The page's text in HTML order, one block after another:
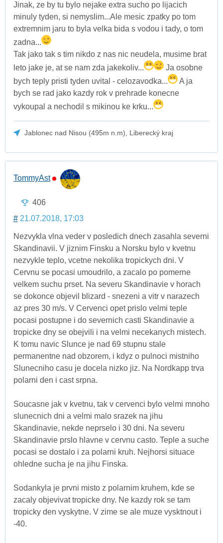
Jinak, ze by tu bylo nejake extra sucho po lijacich
minuly tyden, si nemyslim...Ale mesic zpatky po tom
extremnim jaru to byla velka bida s vodou i tady, o tom
zadna...
Tak jako tak s tim nikdo z nas nic neudela, musime brat
leto jake je, at se nam zda jakekoliv...
Ja osobne
bych teply pristi tyden uvital - celozavodka...
A ja
bych se rad jako kazdy rok v prehrade konecne
vykoupal a nechodil s mikinou ke krku...
Jablonec nad Nisou (495m n.m), Liberecký kraj
TommyAst
406
# 21.07.2018, 17:03
Nezvykla vlna veder v posledich dnech zasahla severni
Skandinavii. V jiznim Finsku a Norsku bylo v kvetnu
nezvykle teplo, vcetne nekolika tropickych dni. V
Cervnu se pocasi umoudrilo, a zacalo po pomerne
velkem suchu prset. Na severu Skandinavie v horach
se dokonce objevil blizard - snezeni a vitr v narazech
az pres 30 m/s. V Cervenci opet prislo velmi teple
pocasi postupne i do severnich casti Skandinavie a
tropicke dny se obejvili i na velmi necekanych mistech.
K tomu navic Slunce je nad 69 stupnu stale
permanentne nad obzorem, i kdyz o pulnoci mistniho
Slunecniho casu je docela nizko jiz. Na Nordkapp trva
polarni den i cast srpna.
Soucasne jak v kvetnu, tak v cervenci bylo velmi mnoho
slunecnich dni a velmi malo srazek na jihu
Skandinavie, nekde neprselo i 30 dni. Na severu
Skandinavie prslo hlavne v cervnu casto. Teple a suche
pocasi se dostalo i za polarni kruh. Nejhorsi situace
ohledne sucha je na jihu Finska.
Sodankyla je prvni misto z polarnim kruhem, kde se
zacaly objevivat tropicke dny. Ne kazdy rok se tam
tropicky den vyskytne. V zime se ale muze vysktnout i
-40.